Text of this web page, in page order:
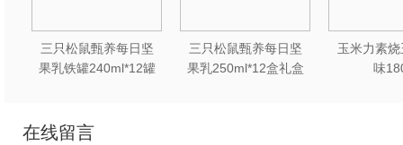
三只松鼠甄养每日坚
果乳铁罐240ml*12罐
三只松鼠甄养每日坚
果乳250ml*12盒礼盒
玉米力素
味
在线留言